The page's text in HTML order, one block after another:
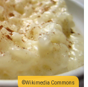
Wikimedia Commons